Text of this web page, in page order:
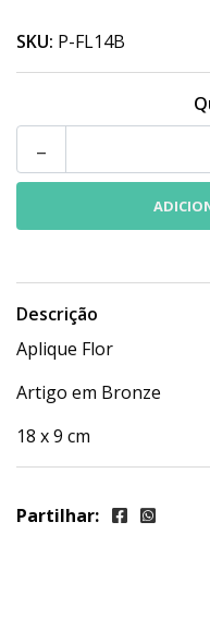
SKU: P-FL14B
-
Descrição
Aplique Flor
Artigo em Bronze
18 x 9 cm
Partilhar: